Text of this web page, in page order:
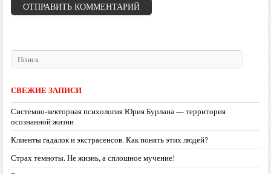
СВЕЖИЕ ЗАПИСИ
Системно-векторная психология Юрия Бурлана — территория
осознанной жизни
Клиенты гадалок и экстрасенсов. Как понять этих людей?
Страх темноты. Не жизнь, а сплошное мучение!